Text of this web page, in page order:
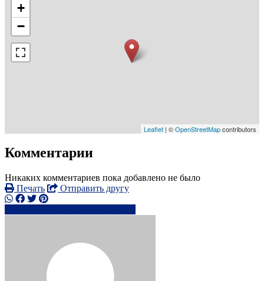
+
−
Leaflet | ©OpenStreetMapcontributors
Комментарии
Никаких комментариев пока добавлено не было
Печать
Отправить другу